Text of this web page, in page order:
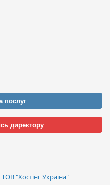
послуг
директору
ТОВ "Хостінг Україна"